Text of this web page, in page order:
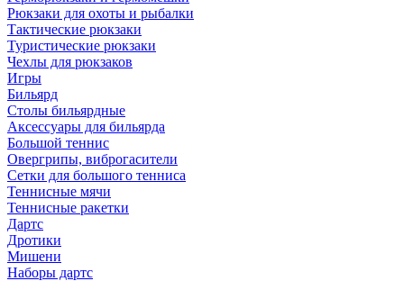
Рюкзаки для охоты и рыбалки
Тактические рюкзаки
Туристические рюкзаки
Чехлы для рюкзаков
Игры
Бильярд
Столы бильярдные
Аксессуары для бильярда
Большой теннис
Овергрипы, виброгасители
Сетки для большого тенниса
Теннисные мячи
Теннисные ракетки
Дартс
Дротики
Мишени
Наборы дартс